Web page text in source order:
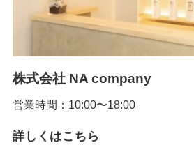
株式会社 NA company
営業時間：10:00〜18:00
詳しくはこちら